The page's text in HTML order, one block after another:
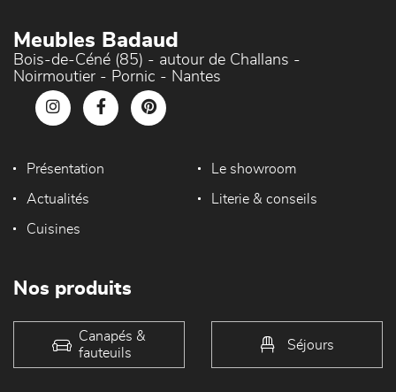
Meubles Badaud
Bois-de-Céné (85) - autour de Challans -
Noirmoutier - Pornic - Nantes
Présentation Le showroom
Actualités Literie & conseils
Cuisines
Nos produits
Canapés &
fauteuils
Séjours